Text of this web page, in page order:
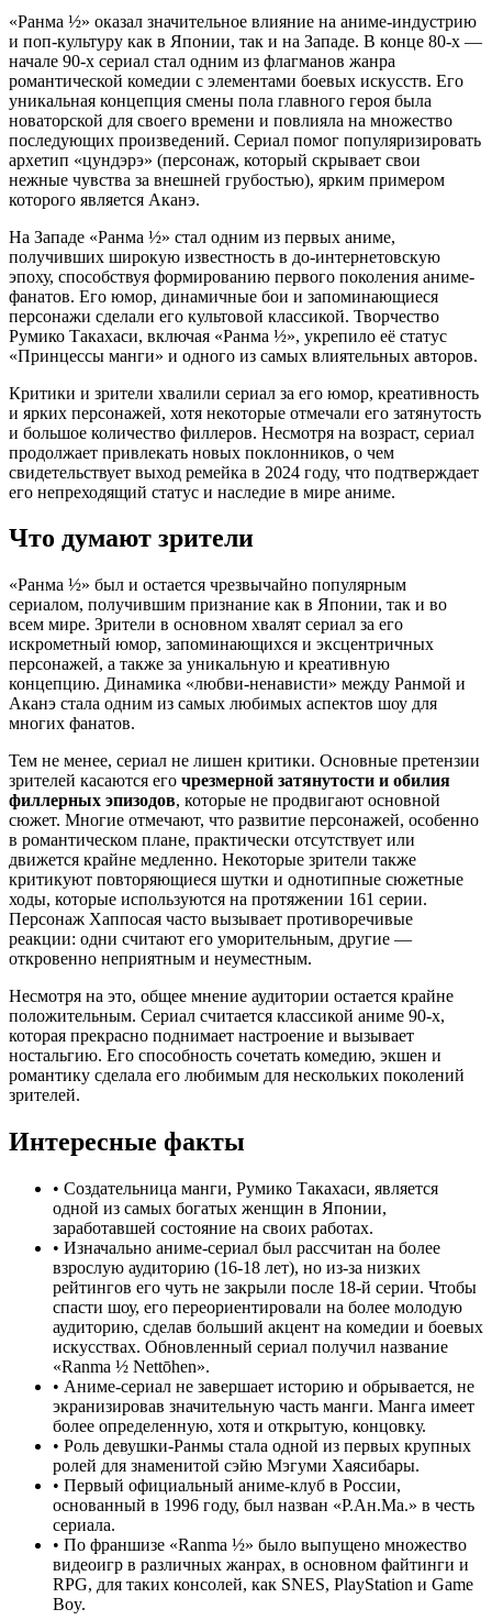
«Ранма ½» оказал значительное влияние на аниме-индустрию
и поп-культуру как в Японии, так и на Западе. В конце 80-х —
начале 90-х сериал стал одним из флагманов жанра
романтической комедии с элементами боевых искусств. Его
уникальная концепция смены пола главного героя была
новаторской для своего времени и повлияла на множество
последующих произведений. Сериал помог популяризировать
архетип «цундэрэ» (персонаж, который скрывает свои
нежные чувства за внешней грубостью), ярким примером
которого является Аканэ.
На Западе «Ранма ½» стал одним из первых аниме,
получивших широкую известность в до-интернетовскую
эпоху, способствуя формированию первого поколения аниме-
фанатов. Его юмор, динамичные бои и запоминающиеся
персонажи сделали его культовой классикой. Творчество
Румико Такахаси, включая «Ранма ½», укрепило её статус
«Принцессы манги» и одного из самых влиятельных авторов.
Критики и зрители хвалили сериал за его юмор, креативность
и ярких персонажей, хотя некоторые отмечали его затянутость
и большое количество филлеров. Несмотря на возраст, сериал
продолжает привлекать новых поклонников, о чем
свидетельствует выход ремейка в 2024 году, что подтверждает
его непреходящий статус и наследие в мире аниме.
Что думают зрители
«Ранма ½» был и остается чрезвычайно популярным
сериалом, получившим признание как в Японии, так и во
всем мире. Зрители в основном хвалят сериал за его
искрометный юмор, запоминающихся и эксцентричных
персонажей, а также за уникальную и креативную
концепцию. Динамика «любви-ненависти» между Ранмой и
Аканэ стала одним из самых любимых аспектов шоу для
многих фанатов.
Тем не менее, сериал не лишен критики. Основные претензии
зрителей касаются его чрезмерной затянутости и обилия
филлерных эпизодов, которые не продвигают основной
сюжет. Многие отмечают, что развитие персонажей, особенно
в романтическом плане, практически отсутствует или
движется крайне медленно. Некоторые зрители также
критикуют повторяющиеся шутки и однотипные сюжетные
ходы, которые используются на протяжении 161 серии.
Персонаж Хаппосая часто вызывает противоречивые
реакции: одни считают его уморительным, другие —
откровенно неприятным и неуместным.
Несмотря на это, общее мнение аудитории остается крайне
положительным. Сериал считается классикой аниме 90-х,
которая прекрасно поднимает настроение и вызывает
ностальгию. Его способность сочетать комедию, экшен и
романтику сделала его любимым для нескольких поколений
зрителей.
Интересные факты
• Создательница манги, Румико Такахаси, является
одной из самых богатых женщин в Японии,
заработавшей состояние на своих работах.
• Изначально аниме-сериал был рассчитан на более
взрослую аудиторию (16-18 лет), но из-за низких
рейтингов его чуть не закрыли после 18-й серии. Чтобы
спасти шоу, его переориентировали на более молодую
аудиторию, сделав больший акцент на комедии и боевых
искусствах. Обновленный сериал получил название
«Ranma ½ Nettōhen».
• Аниме-сериал не завершает историю и обрывается, не
экранизировав значительную часть манги. Манга имеет
более определенную, хотя и открытую, концовку.
• Роль девушки-Ранмы стала одной из первых крупных
ролей для знаменитой сэйю Мэгуми Хаясибары.
• Первый официальный аниме-клуб в России,
основанный в 1996 году, был назван «Р.Ан.Ма.» в честь
сериала.
• По франшизе «Ranma ½» было выпущено множество
видеоигр в различных жанрах, в основном файтинги и
RPG, для таких консолей, как SNES, PlayStation и Game
Boy.